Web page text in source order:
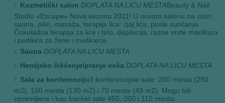
Kozmetički salon DOPLATA NA LICU MESTABeauty & Nail
Studio «Escape» Nova sezona 2011! U novom salonu na uslzi:
sauna, pilin, masaža, terapija lica: sjaj lica, posle sunčanja.
Čokoladna terapija za lice i telo, depilacija, razne vrste manikura
i pedikira za žene i muškarce.
Sauna DOPLATA NA LICU MESTA
Hemijsko čišćenje/pranje veša DOPLATA NA LICU MESTA
Sala za konferenciju3 konferencijsle sale: 200 mesta (290
m2), 100 mesta (130 m2) i 70 mesta (49 m2). Mogu biti
opremljene i kao banket sale 450, 200 i 110 mesta.